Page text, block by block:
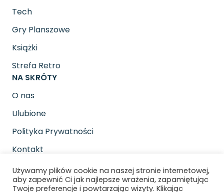
Tech
Gry Planszowe
Książki
Strefa Retro
NA SKRÓTY
O nas
Ulubione
Polityka Prywatności
Kontakt
Znajdziesz nas na
Używamy plików cookie na naszej stronie internetowej,
aby zapewnić Ci jak najlepsze wrażenia, zapamiętując
Twoje preferencje i powtarzając wizyty. Klikając